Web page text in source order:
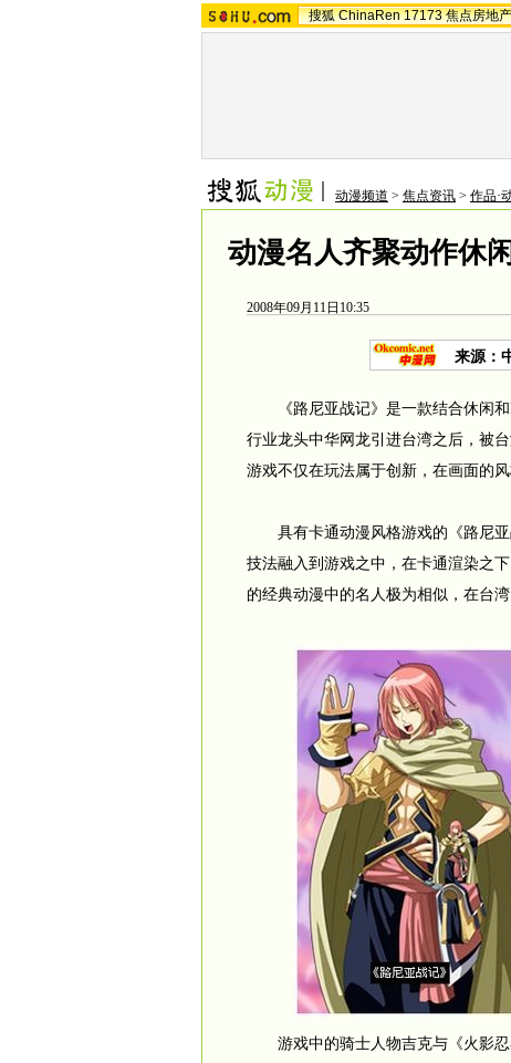
搜狐 ChinaRen 17173 焦点房地产
动漫频道 > 焦点资讯 > 作品·
动漫名人齐聚动作休
2008年09月11日10:35
来源：
《路尼亚战记》是一款结合休闲和
行业龙头中华网龙引进台湾之后，被
游戏不仅在玩法属于创新，在画面的风
具有卡通动漫风格游戏的《路尼亚
技法融入到游戏之中，在卡通渲染之
的经典动漫中的名人极为相似，在台湾
游戏中的骑士人物吉克与《火影忍